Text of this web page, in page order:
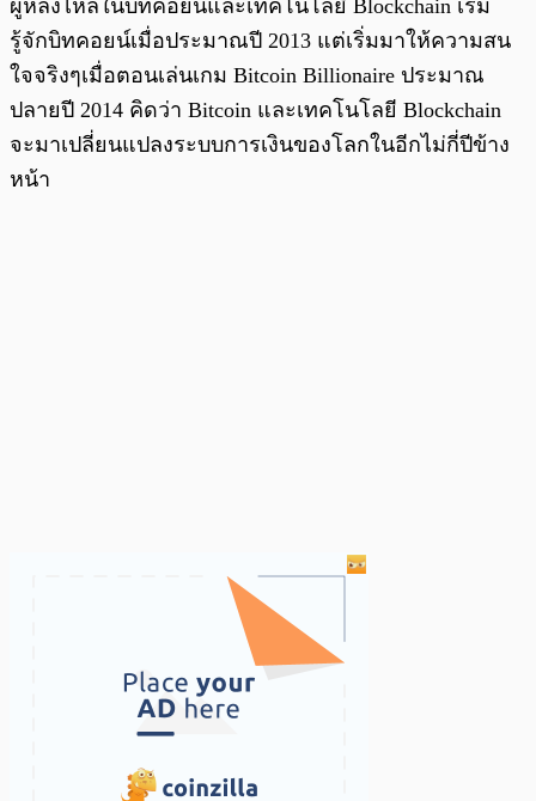
ผู้หลงไหลในบิทคอยน์และเทคโนโลยี Blockchain เริ่ม
รู้จักบิทคอยน์เมื่อประมาณปี 2013 แต่เริ่มมาให้ความสน
ใจจริงๆเมื่อตอนเล่นเกม Bitcoin Billionaire ประมาณ
ปลายปี 2014 คิดว่า Bitcoin และเทคโนโลยี Blockchain
จะมาเปลี่ยนแปลงระบบการเงินของโลกในอีกไม่กี่ปีข้าง
หน้า